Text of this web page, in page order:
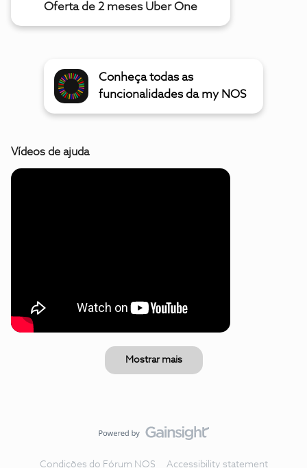
Oferta de 2 meses Uber One
Conheça todas as
funcionalidades da my NOS
Vídeos de ajuda
Mostrar mais
Condições do Fórum NOS Accessibility statement